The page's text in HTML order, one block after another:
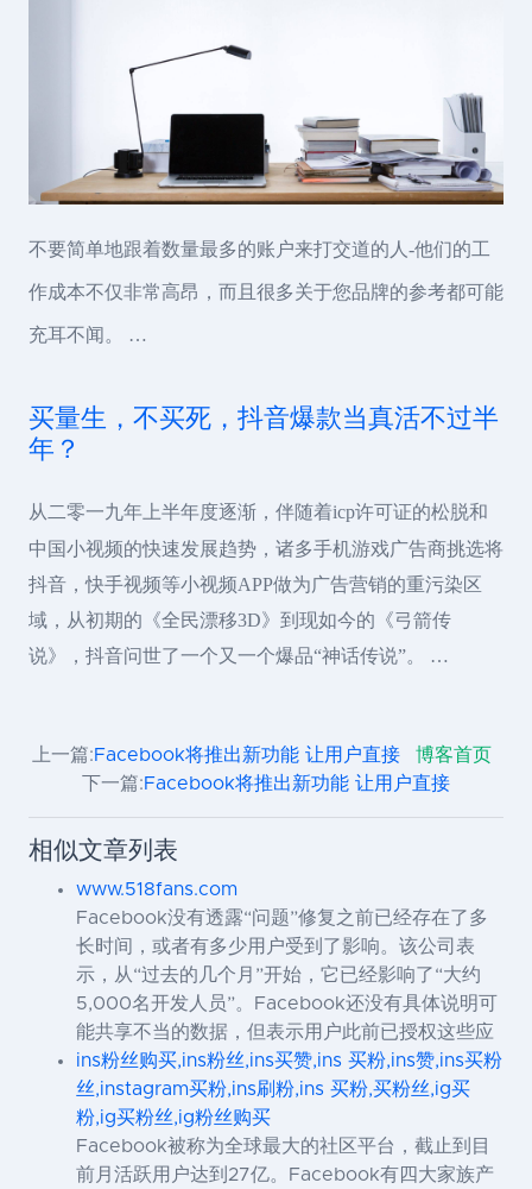
不要简单地跟着数量最多的账户来打交道的人-他们的工
作成本不仅非常高昂，而且很多关于您品牌的参考都可能
充耳不闻。 …
买量生，不买死，抖音爆款当真活不过半
年？
从二零一九年上半年度逐渐，伴随着icp许可证的松脱和
中国小视频的快速发展趋势，诸多手机游戏广告商挑选将
抖音，快手视频等小视频APP做为广告营销的重污染区
域，从初期的《全民漂移3D》到现如今的《弓箭传
说》，抖音问世了一个又一个爆品“神话传说”。 …
上一篇:Facebook将推出新功能 让用户直接
博客首页
下一篇:Facebook将推出新功能 让用户直接
相似文章列表
www.518fans.com
Facebook没有透露“问题”修复之前已经存在了多
长时间，或者有多少用户受到了影响。该公司表
示，从“过去的几个月”开始，它已经影响了“大约
5,000名开发人员”。Facebook还没有具体说明可
能共享不当的数据，但表示用户此前已授权这些应
ins粉丝购买,ins粉丝,ins买赞,ins 买粉,ins赞,ins买粉
丝,instagram买粉,ins刷粉,ins 买粉,买粉丝,ig买
粉,ig买粉丝,ig粉丝购买
Facebook被称为全球最大的社区平台，截止到目
前月活跃用户达到27亿。Facebook有四大家族产